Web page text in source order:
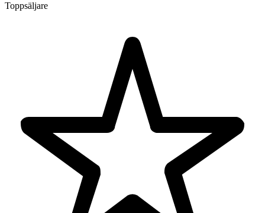
Toppsäljare